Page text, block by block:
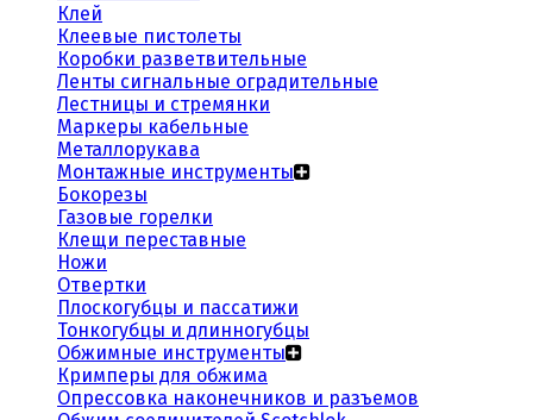
Клей
Клеевые пистолеты
Коробки разветвительные
Ленты сигнальные оградительные
Лестницы и стремянки
Маркеры кабельные
Металлорукава
Монтажные инструменты
Бокорезы
Газовые горелки
Клещи переставные
Ножи
Отвертки
Плоскогубцы и пассатижи
Тонкогубцы и длинногубцы
Обжимные инструменты
Кримперы для обжима
Опрессовка наконечников и разъемов